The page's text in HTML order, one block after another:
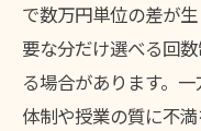
で数万円単位の差が
要な分だけ選べる回
る場合があります。
体制や授業の質に不